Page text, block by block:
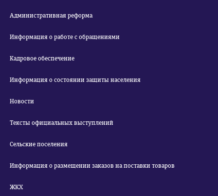
Административная реформа
Информация о работе с обращениями
Кадровое обеспечение
Информация о состоянии защиты населения
Новости
Тексты официальных выступлений
Сельские поселения
Информация о размещении заказов на поставки товаров
ЖКХ